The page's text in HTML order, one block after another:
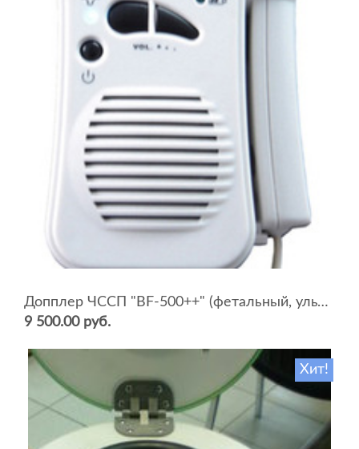
Допплер ЧССП "BF-500++" (фетальный, ультразвуковой)
9 500.00 руб.
Хит!